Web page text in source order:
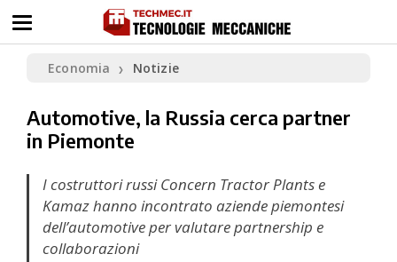
Economia ❯ Notizie
Automotive, la Russia cerca partner
in Piemonte
I costruttori russi Concern Tractor Plants e
Kamaz hanno incontrato aziende piemontesi
dell’automotive per valutare partnership e
collaborazioni